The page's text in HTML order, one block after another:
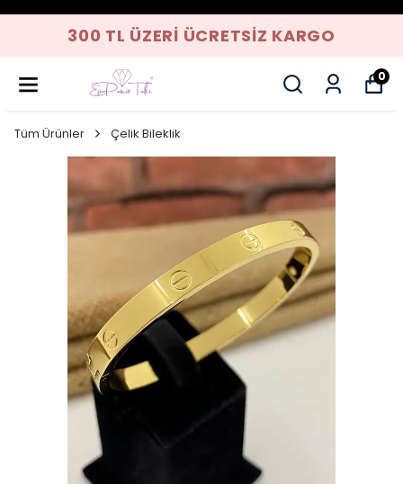
300 TL ÜZERI ÜCRETSIZ KARGO
0
Tüm Ürünler Çelik Bileklik